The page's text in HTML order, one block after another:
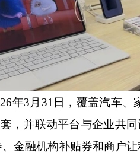
年3月31日，覆盖汽车
，并联动平台与企业共
金融机构补贴券和商户